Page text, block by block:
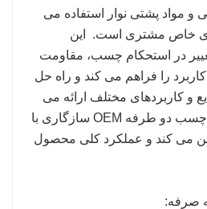
مواد پشتی نوار استفاده می
خاص مشتری است. این
در استحکام چسب، مقاومت
را فراهم می کند و راه حل
و کاربردهای مختلف ارائه می
دهد. مهندسی دقیق نوار چسب دو طرفه OEM سازگاری با
می کند و عملکرد کلی محصول
صرفه: